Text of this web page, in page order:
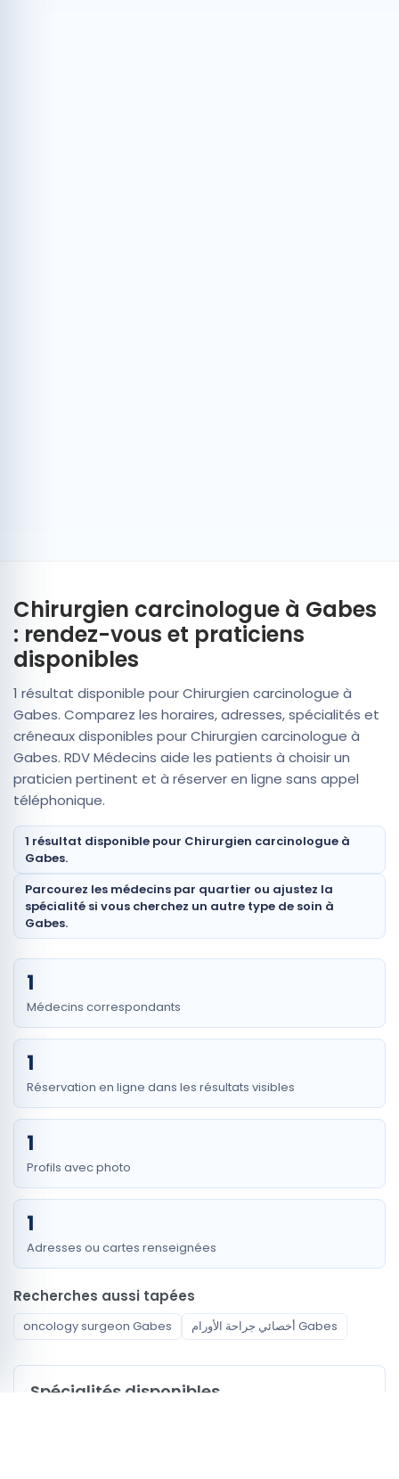
Chirurgien carcinologue à Gabes
: rendez-vous et praticiens
disponibles
1 résultat disponible pour Chirurgien carcinologue à
Gabes. Comparez les horaires, adresses, spécialités et
créneaux disponibles pour Chirurgien carcinologue à
Gabes. RDV Médecins aide les patients à choisir un
praticien pertinent et à réserver en ligne sans appel
téléphonique.
1 résultat disponible pour Chirurgien carcinologue à
Gabes.
Parcourez les médecins par quartier ou ajustez la
spécialité si vous cherchez un autre type de soin à
Gabes.
1
Médecins correspondants
1
Réservation en ligne dans les résultats visibles
1
Profils avec photo
1
Adresses ou cartes renseignées
Recherches aussi tapées
oncology surgeon Gabes أخصائي جراحة الأورام Gabes
Spécialités disponibles